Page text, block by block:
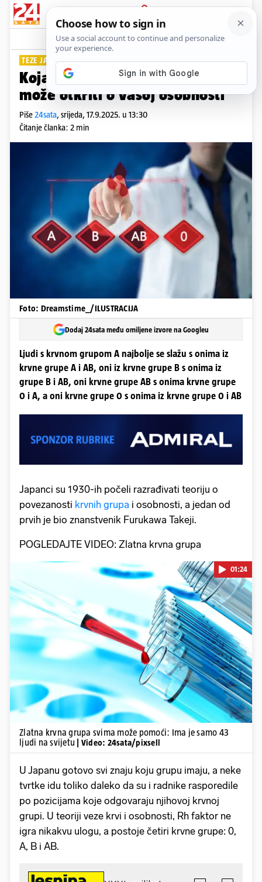
PRIJAVA
Lifestyle Komentari
TEZE JAPANSKIH ZNANSTVENIKA
Koja ste krvna grupa? Evo što to
može otkriti o vašoj osobnosti
Piše24sata, srijeda, 17.9.2025. u 13:30
Čitanje članka: 2 min
Foto: Dreamstime_/ILUSTRACIJA
Dodaj 24sata među omiljene izvore na Googleu
Ljudi s krvnom grupom A najbolje se slažu s onima iz
krvne grupe A i AB, oni iz krvne grupe B s onima iz
grupe B i AB, oni krvne grupe AB s onima krvne grupe
0 i A, a oni krvne grupe 0 s onima iz krvne grupe 0 i AB
Japanci su 1930-ih počeli razrađivati teoriju o
povezanosti krvnih grupa i osobnosti, a jedan od
prvih je bio znanstvenik Furukawa Takeji.
POGLEDAJTE VIDEO: Zlatna krvna grupa
Pokretanje videa...
01:24
Zlatna krvna grupa svima može pomoći: Ima je samo 43
ljudi na svijetu
| Video: 24sata/pixsell
U Japanu gotovo svi znaju koju grupu imaju, a neke
tvrtke idu toliko daleko da su i radnike rasporedile
po pozicijama koje odgovaraju njihovoj krvnoj
grupi. U teoriji veze krvi i osobnosti, Rh faktor ne
igra nikakvu ulogu, a postoje četiri krvne grupe: 0,
A, B i AB.